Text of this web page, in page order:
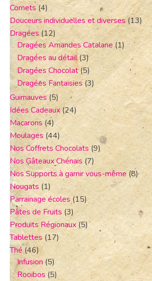
Cornets(4)
Douceurs individuelles et diverses (13)
Dragées(12)
Dragées Amandes Catalane(1)
Dragées au détail(3)
Dragées Chocolat(5)
Dragées Fantaisies (3)
Guimauves (5)
Idées Cadeaux(24)
Macarons(4)
Moulages(44)
Nos Coffrets Chocolats (9)
Nos Gâteaux Chénais (7)
Nos Supports à garnir vous-même(8)
Nougats (1)
Parrainage écoles (15)
Pâtes de Fruits (3)
Produits Régionaux(5)
Tablettes(17)
Thé (46)
Infusion(5)
Rooibos (5)